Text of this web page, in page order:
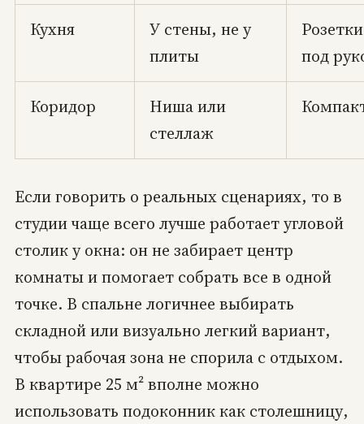
Кухня
У стены, не у
плиты
Розетки
под
Коридор
Ниша или
стеллаж
Если говорить о реальных сценариях, то в
студии чаще всего лучше работает угловой
столик у окна: он не забирает центр
комнаты и помогает собрать все в одной
точке. В спальне логичнее выбирать
складной или визуально легкий вариант,
чтобы рабочая зона не спорила с отдыхом.
В квартире 25 м² вполне можно
использовать подоконник как столешницу,